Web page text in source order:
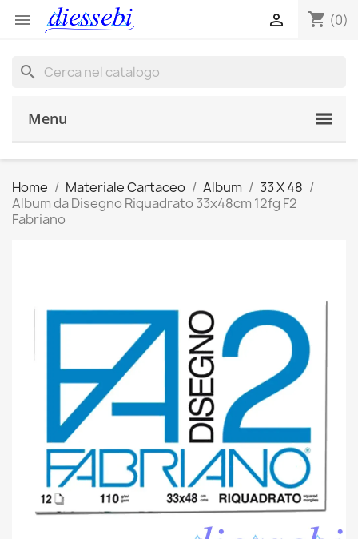
 shopping_cart (0)

search
Menu
Home Materiale Cartaceo Album
33 X 48
Album da Disegno Riquadrato 33x48cm 12fg F2
Fabriano